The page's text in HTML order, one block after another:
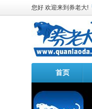
您好 欢迎来到券老大!
首页